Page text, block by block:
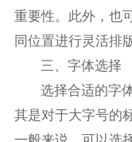
重要性。此外，也
同位置进行灵活排版
三、字体选择
选择合适的字
其是对于大字号的